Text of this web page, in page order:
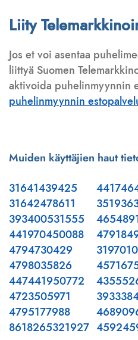
Liity
Jos et voi asentaa
liittyä Suomen
aktivoida puhelinmyynnin
puhelinmyynnin
Muiden käyttäjien haut
31641439425
31642478611
393400531555
441970450088
4794730429
4798035826
447441950772
4723505971
4795177988
8618265321927